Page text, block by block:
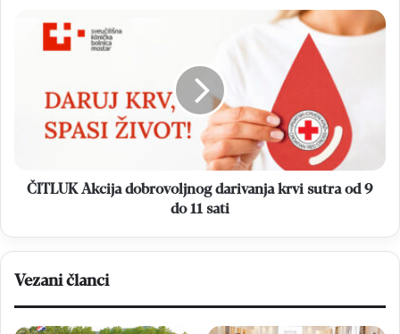
zakonodavne
ČITLUK
dobrovoljnog
ČITLUK Akcija dobrovoljnog darivanja krvi sutra od 9
do 11 sati
Vezani članci